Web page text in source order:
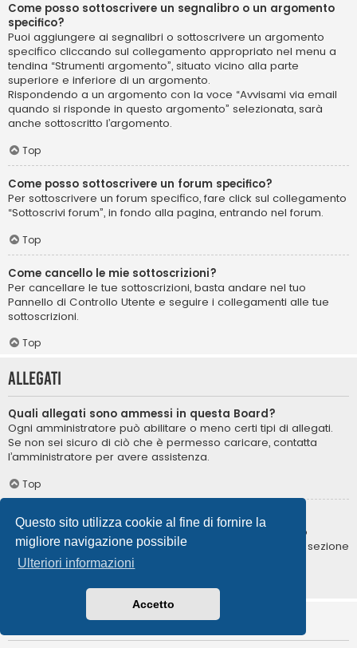
Questo sito utilizza cookie al fine di fornire la
migliore navigazione possibile
Ulteriori informazioni
Accetto
Come posso sottoscrivere un segnalibro o un argomento
specifico?
Puoi aggiungere ai segnalibri o sottoscrivere un argomento
specifico cliccando sul collegamento appropriato nel menu a
tendina “Strumenti argomento”, situato vicino alla parte
superiore e inferiore di un argomento.
Rispondendo a un argomento con la voce “Avvisami via email
quando si risponde in questo argomento” selezionata, sarà
anche sottoscritto l’argomento.
Top
Come posso sottoscrivere un forum specifico?
Per sottoscrivere un forum specifico, fare click sul collegamento
“Sottoscrivi forum”, in fondo alla pagina, entrando nel forum.
Top
Come cancello le mie sottoscrizioni?
Per cancellare le tue sottoscrizioni, basta andare nel tuo
Pannello di Controllo Utente e seguire i collegamenti alle tue
sottoscrizioni.
Top
Allegati
Quali allegati sono ammessi in questa Board?
Ogni amministratore può abilitare o meno certi tipi di allegati.
Se non sei sicuro di ciò che è permesso caricare, contatta
l’amministratore per avere assistenza.
Top
Come posso trovare i miei allegati?
Per trovare la lista degli allegati da te caricati, vai nel tuo
Pannello di Controllo Utente e segui i collegamenti nella sezione
degli allegati.
Informazioni su phpBB